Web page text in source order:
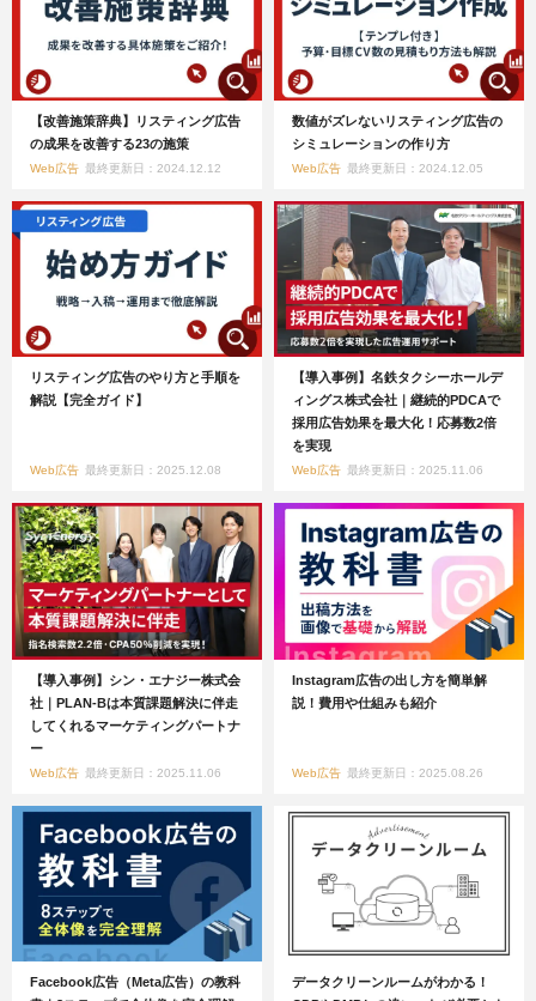
【改善施策辞典】リスティング広告
の成果を改善する23の施策
Web広告 最終更新日：2024.12.12
数値がズレないリスティング広告の
シミュレーションの作り方
Web広告 最終更新日：2024.12.05
リスティング広告のやり方と手順を
解説【完全ガイド】
Web広告 最終更新日：2025.12.08
【導入事例】名鉄タクシーホールデ
ィングス株式会社｜継続的PDCAで
採用広告効果を最大化！応募数2倍
を実現
Web広告 最終更新日：2025.11.06
【導入事例】シン・エナジー株式会
社｜PLAN-Bは本質課題解決に伴走
してくれるマーケティングパートナ
ー
Web広告 最終更新日：2025.11.06
Instagram広告の出し方を簡単解
説！費用や仕組みも紹介
Web広告 最終更新日：2025.08.26
Facebook広告（Meta広告）の教科
データクリーンルームがわかる！